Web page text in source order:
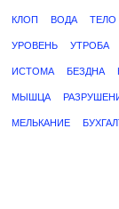
КЛОП ВОДА ТЕЛО
УРОВЕНЬ УТРОБА
ИСТОМА БЕЗДНА
МЫШЦА
МЕЛЬКАНИЕ